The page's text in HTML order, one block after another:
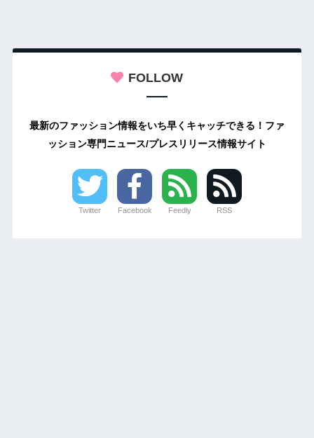
FOLLOW
最新のファッション情報をいち早くキャッチできる！ファ
ッション専門ニュース/プレスリリース情報サイト
Twitter Facebook Feedly RSS